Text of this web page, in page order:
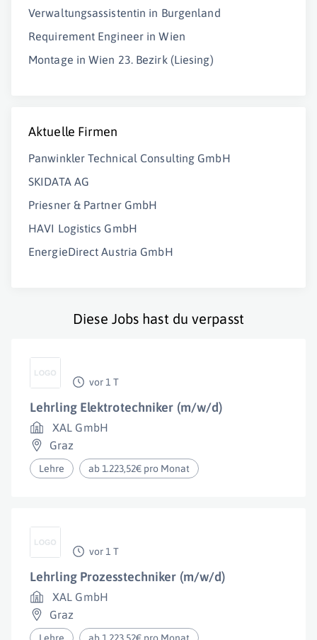
Verwaltungsassistentin in Burgenland
Requirement Engineer in Wien
Montage in Wien 23. Bezirk (Liesing)
Aktuelle Firmen
Panwinkler Technical Consulting GmbH
SKIDATA AG
Priesner & Partner GmbH
HAVI Logistics GmbH
EnergieDirect Austria GmbH
Diese Jobs hast du verpasst
vor 1 T
Lehrling Elektrotechniker (m/w/d)
XAL GmbH
Graz
Lehre ab 1.223,52€ pro Monat
vor 1 T
Lehrling Prozesstechniker (m/w/d)
XAL GmbH
Graz